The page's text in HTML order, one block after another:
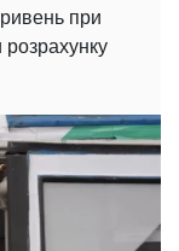
при
розрахунку